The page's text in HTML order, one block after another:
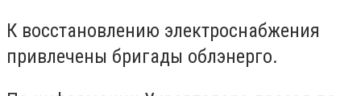
К восстановлению электроснабжения
привлечены бригады облэнерго.